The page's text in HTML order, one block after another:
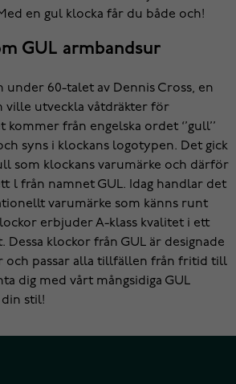
en gul klocka får du både och!
GUL armbandsur
under 60-talet av Dennis Cross, en
ville utveckla våtdräkter för
från engelska ordet ‘’gull’’
syns i klockans logotypen. Det gick
som klockans varumärke och därför
l från namnet GUL. Idag handlar det
varumärke som känns runt
erbjuder A-klass kvalitet i ett
Dessa klockor från GUL är designade
och passar alla tillfällen från fritid till
dig med vårt mångsidiga GUL
stil!